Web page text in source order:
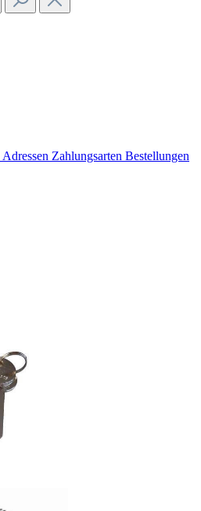
Adressen Zahlungsarten Bestellungen